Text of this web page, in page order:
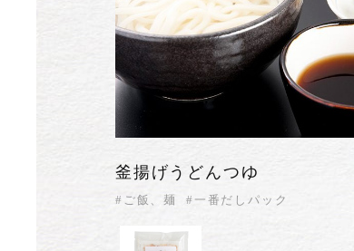
釜揚げうどんつゆ
#ご飯、麺 #一番だしパック